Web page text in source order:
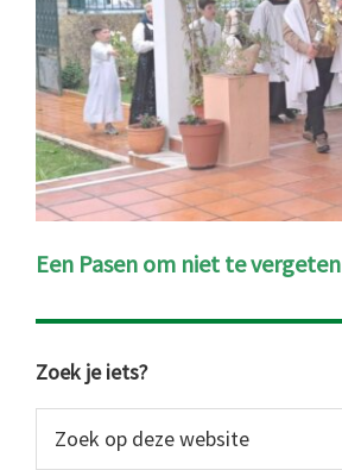
Een Pasen om niet te vergeten
Primaire
Sidebar
Zoek je iets?
op